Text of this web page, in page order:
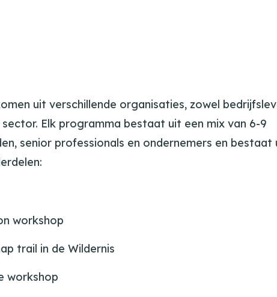
uit verschillende organisaties, zowel
Elk programma bestaat uit een mix van 6-9
senior professionals en ondernemers en bestaat
workshop
trail in de Wildernis
workshop